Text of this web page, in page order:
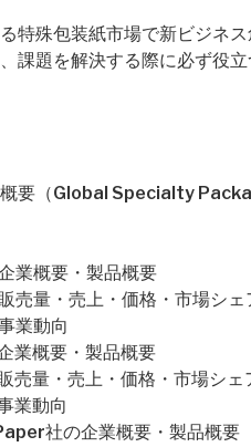
特殊包装紙市場で新ビジネ
課題を解決する際に必ず役
要（Global Specialty
業概要・製品概要
量・売上・価格・市場シェ
業動向
業概要・製品概要
売量・売上・価格・市場シェ
業動向
社の企業概要・製品概要